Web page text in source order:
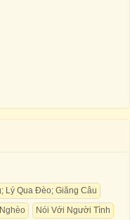
Lý Qua Đèo; Giăng Câu
Nói Với Người Tình